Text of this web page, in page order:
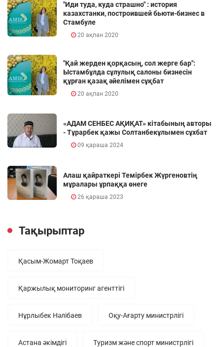
"Иди туда, куда страшно" : история
казахстанки, построившей бьюти-бизнес в
Стамбуле
20 ақпан 2020
"Қай жерден қорқасың, сол жерге бар":
Ыстамбұлда сұлулық салоны бизнесін
құрған қазақ әйелімен сұқбат
20 ақпан 2020
«АДАМ СЕНБЕС АҚИҚАТ» кітабының авторы
- Тұрарбек қажы Солтанбекұлымен сұхбат
09 қараша 2024
Алаш қайраткері Темірбек Жүргеновтің
мұралары ұрпаққа өнеге
26 қараша 2023
Тақырыптар
Қасым-Жомарт Тоқаев
Қаржылық мониторинг агенттігі
Нұрлыбек Нәлібаев Оқу-Ағарту министрлігі
Астана әкімдігі Туризм және спорт министрлігі